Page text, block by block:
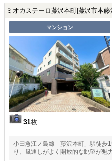
ミオカステーロ藤沢本町|藤沢市本
マンション
31枚
小田急江ノ島線「藤沢本町」駅徒
り、風通しがよく開放的な眺望が魅